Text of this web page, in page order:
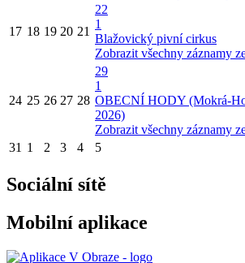
17 18 19 20 21
22
1
Blažovický pivní cirkus
Zobrazit všechny záznamy
24 25 26 27 28
29
1
OBECNÍ HODY (Mokrá-
2026)
Zobrazit všechny záznamy
31 1 2 3 4 5
Sociální sítě
Mobilní aplikace